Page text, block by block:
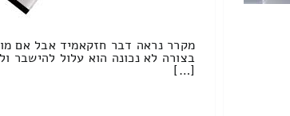
מקרר נראה דבר חזקאמיד אבל אם
בצורה לא נכונה הוא עלול להישבר
[…]